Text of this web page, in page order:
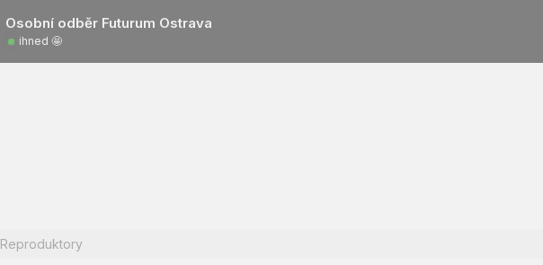
Osobní odběr Futurum Ostrava
ihned 🤩
Reproduktory